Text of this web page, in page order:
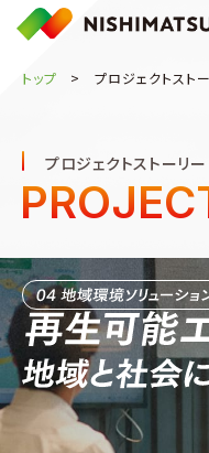
トップ プロジェクトスト
プロジェクトストーリ